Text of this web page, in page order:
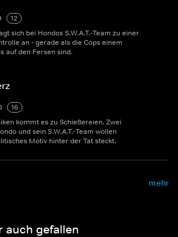
12
sich bei Hondos S.W.A.T.-Team zu einer
an - gerade als die Cops einem
auf den Fersen sind.
16
kommt es zu Schießereien. Zwei
und sein S.W.A.T.-Team wollen
Motiv hinter der Tat steckt.
mehr
auch gefallen